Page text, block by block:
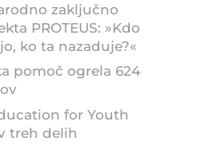
zaključno
PROTEUS: »Kdo
ko ta nazaduje?«
pomoč ogrela 624
for Youth
treh delih